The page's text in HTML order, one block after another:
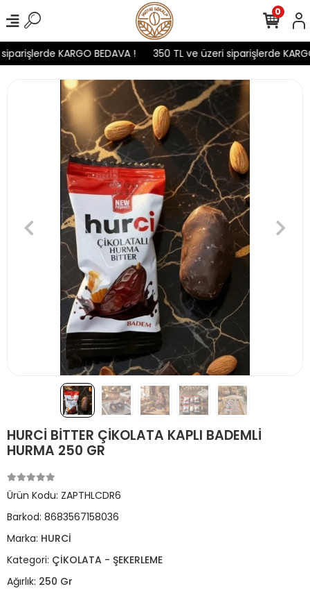
KARGO BEDAVA ! 350 TL ve üzeri siparişlerde
0
HURCİ BİTTER ÇİKOLATA KAPLI BADEMLİ
HURMA 250 GR
Ürün Kodu: ZAPTHLCDR6
Barkod: 8683567158036
Marka: HURCİ
Kategori: ÇİKOLATA - ŞEKERLEME
Ağırlık: 250 Gr